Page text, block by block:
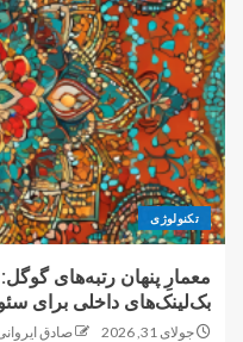
تکنولوژی
معمارِ پنهان رتبه‌های
بک‌لینک‌های داخلی برای
جولای 31, 2026 صادق